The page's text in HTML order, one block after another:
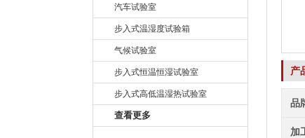
汽车试验室
步入式温湿度试验箱
气候试验室
步入式恒温恒湿试验室
步入式高低温湿热试验室
查看更多
产
品
加